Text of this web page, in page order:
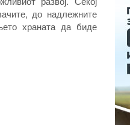
до надлежните
храната да биде